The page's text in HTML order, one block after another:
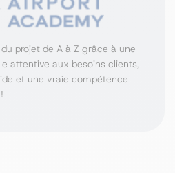
projet de A à Z grâce à une
attentive aux besoins clients,
et une vraie compétence